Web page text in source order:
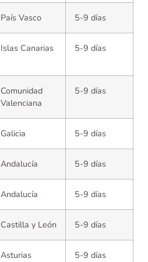
País Vasco 5-9 días
Islas Canarias 5-9 días
Comunidad
Valenciana
5-9 días
Galicia 5-9 días
Andalucía 5-9 días
Andalucía 5-9 días
Castilla y León 5-9 días
Asturias 5-9 días